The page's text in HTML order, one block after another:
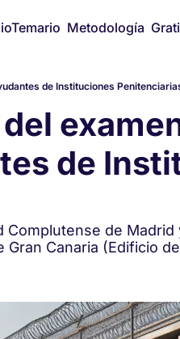
Metodología
de Instituciones
de
de Madrid
Canaria (Edificio